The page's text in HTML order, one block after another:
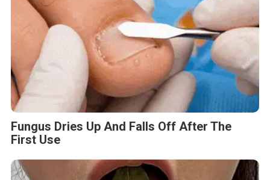
Fungus Dries Up And Falls Off After The
First Use